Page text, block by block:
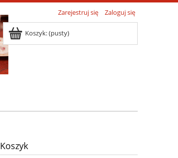
Zarejestruj się Zaloguj się
Koszyk:(pusty)
Koszyk